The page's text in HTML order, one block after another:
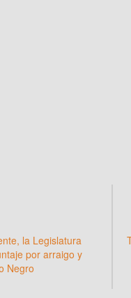
la Legislatura
por arraigo y
Negro